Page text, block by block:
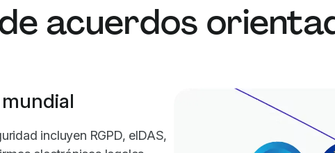
acuerdos
incluyen RGPD, eIDAS,